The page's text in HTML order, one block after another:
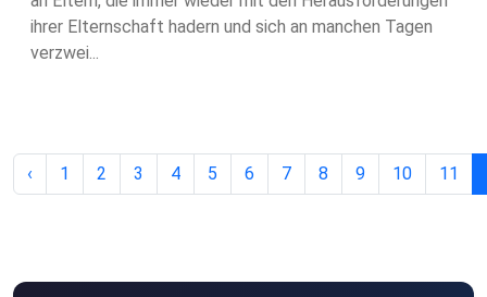
ihrer Elternschaft hadern und sich an manchen Tagen
verzwei...
‹ 1 2 3 4 5 6 7 8 9 10 11